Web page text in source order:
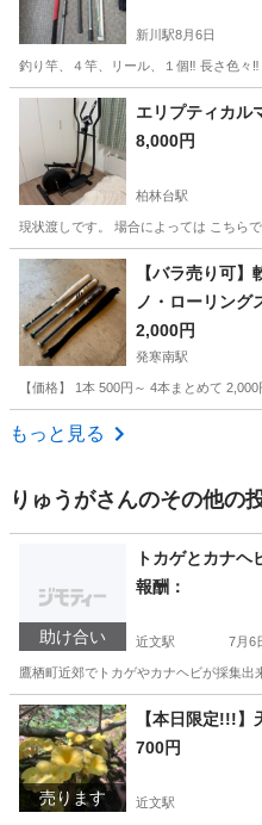
新川駅8月6日
釣り竿、４竿、リール、１個‼️ 長さ色々‼️
北海道 札幌市 新川駅
エリプティカル
8,000円
柏林台駅
現状渡しです。 場合によっては こちら
北海道 帯広市 柏林台駅
【バラ売り可
ノ・ローリング
2,000円
発寒南駅
【価格】 1本 500円～ 4本まとめて
北海道 札幌市
もっと見る
りゅうがさんのその他の
助け合い
トカゲとカナヘ
報酬：
近文駅 7月6
鷹栖町近郊でトカゲやカナヘビが採集
北海道 上川郡 近文駅 教え
売ります
【本日限定!!!
700円
近文駅